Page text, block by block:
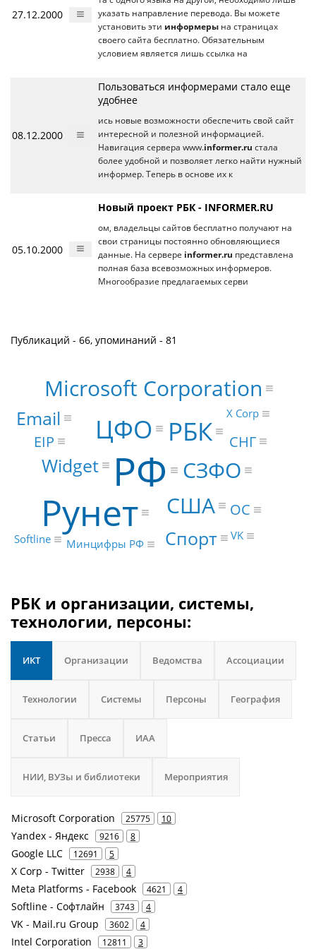
27.12.2000
указать направление перевода. Вы можете
установить эти информеры на страницах
своего сайта бесплатно. Обязательным
условием является лишь ссылка на
08.12.2000
Пользоваться информерами стало еще
удобнее
ись новые возможности обеспечить свой сайт
интересной и полезной информацией.
Навигация сервера www.informer.ru стала
более удобной и позволяет легко найти нужный
информер. Теперь в основе их к
05.10.2000
Новый проект РБК - INFORMER.RU
ом, владельцы сайтов бесплатно получают на
свои страницы постоянно обновляющиеся
данные. На сервере informer.ru представлена
полная база всевозможных информеров.
Многообразие предлагаемых серви
Публикаций - 66, упоминаний - 81
РФ
Рунет
РБК
ЦФО
США
СЗФО
Microsoft Corporation
Widget
Email
Спорт
EIP
ОС
СНГ
X Corp
Softline VK
Минцифры РФ
РБК и организации, системы,
технологии, персоны:
ИКТ Организации Ведомства Ассоциации
Технологии Системы Персоны География
Статьи Пресса ИАА
НИИ, ВУЗы и библиотеки Мероприятия
Microsoft Corporation 25775 10
Yandex - Яндекс 9216 8
Google LLC 12691 5
X Corp - Twitter 2938 4
Meta Platforms - Facebook 4621 4
Softline - Софтлайн 3743 4
VK - Mail.ru Group 3602 4
Intel Corporation 12811 3